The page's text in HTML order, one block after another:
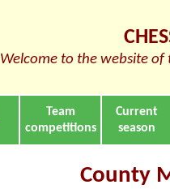
Welcome to the website of
Team
competitions
Current
season
County